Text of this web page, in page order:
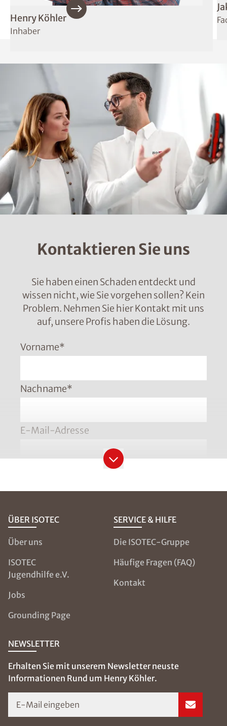
Henry Köhler
Inhaber
Kontaktieren Sie uns
Sie haben einen Schaden entdeckt und
wissen nicht, wie Sie vorgehen sollen? Kein
Problem. Nehmen Sie hier Kontakt mit uns
auf, unsere Profis haben die Lösung.
Vorname*
Nachname*
E-Mail-Adresse
PLZ*
Nachricht
ÜBER ISOTEC
Über uns
ISOTEC
Jugendhilfe e.V.
Jobs
Grounding Page
SERVICE & HILFE
Die ISOTEC-Gruppe
Häufige Fragen (FAQ)
Kontakt
NEWSLETTER
Erhalten Sie mit unserem Newsletter neuste
Informationen Rund um Henry Köhler.
E-Mail eingeben